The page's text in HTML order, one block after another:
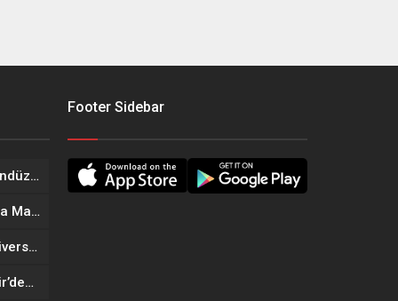
Onikişubat Belediyesi’nin Gündüz Bakımevi’nde yeni dönemin ön kayıtları başladı
Geleneksel Ağustos Fuarı’nda Madrigal Coşkusu
Onikişubat Belediyesi’nin Üniversite Hazırlık Kursu başvurularında son gün 7 Ağustos
Tekne Sahiplerine Büyükşehir’den Kritik Uyarı; Belgelerinizi Kontrol Edin!
Footer Sidebar